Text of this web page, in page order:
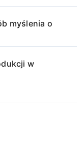
myślenia o
w